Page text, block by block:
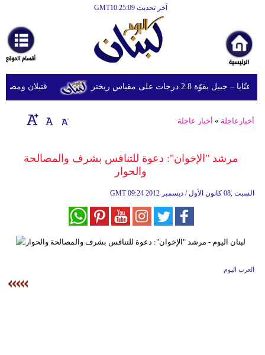
آخر تحديث GMT10:25:09
أخبارعاجلة
رياضة
ثقافة
إقتصاد
وموسيقى
قتيلان ومصابون جراء 14 غارة إسرائيلية على 2.8 درجات على مقياس ريختر
أخبارعاجلة » أخبار عاجلة
مرشد "الإخوان": دعوة للتنافس بشرف والمصالحة
والحوار
GMT 09:24 2012 السبت ,08 كانون الأول / ديسمبر
العرب اليوم